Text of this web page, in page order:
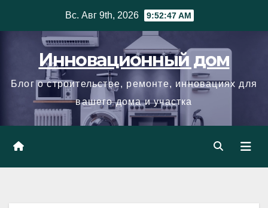
Вс. Авг 9th, 2026 9:52:48 AM
Инновационный дом
Блог о строительстве, ремонте, инновациях для
вашего дома и участка